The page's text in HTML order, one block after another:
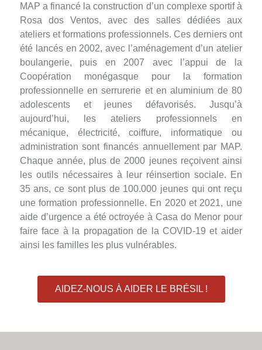
MAP a financé la construction d’un complexe sportif à
Rosa dos Ventos, avec des salles dédiées aux
ateliers et formations professionnels. Ces derniers ont
été lancés en 2002, avec l’aménagement d’un atelier
boulangerie, puis en 2007 avec l’appui de la
Coopération monégasque pour la formation
professionnelle en serrurerie et en aluminium de 80
adolescents et jeunes défavorisés. Jusqu’à
aujourd’hui, les ateliers professionnels en
mécanique, électricité, coiffure, informatique ou
administration sont financés annuellement par MAP.
Chaque année, plus de 2000 jeunes reçoivent ainsi
les outils nécessaires à leur réinsertion sociale. En
35 ans, ce sont plus de 100.000 jeunes qui ont reçu
une formation professionnelle. En 2020 et 2021, une
aide d’urgence a été octroyée à Casa do Menor pour
faire face à la propagation de la COVID-19 et aider
ainsi les familles les plus vulnérables.
AIDEZ-NOUS À AIDER LE BRÉSIL !